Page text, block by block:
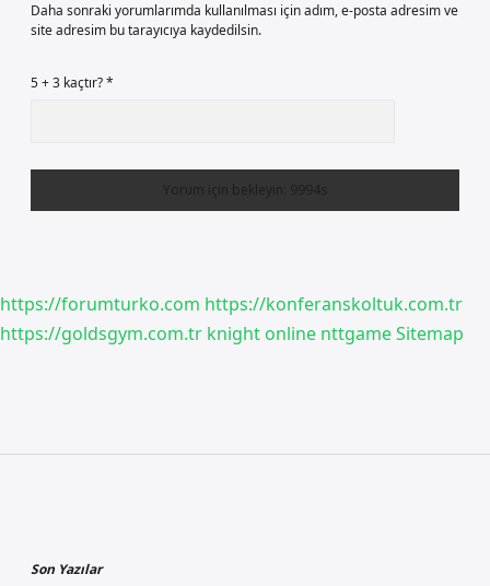
Daha sonraki yorumlarımda kullanılması için adım, e-posta adresim ve
site adresim bu tarayıcıya kaydedilsin.
5 + 3 kaçtır?*
https://forumturko.com https://konferanskoltuk.com.tr
https://goldsgym.com.tr knight online nttgameSitemap
Son Yazılar